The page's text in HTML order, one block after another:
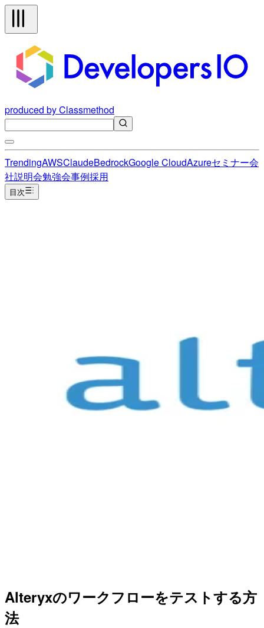
produced by Classmethod
TrendingAWSClaudeBedrockGoogle CloudAzureセミナー会
社説明会勉強会事例採用
目次
Alteryxのワークフローをテストする方
法